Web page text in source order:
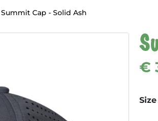
Summit Cap - Solid Ash
€
Size